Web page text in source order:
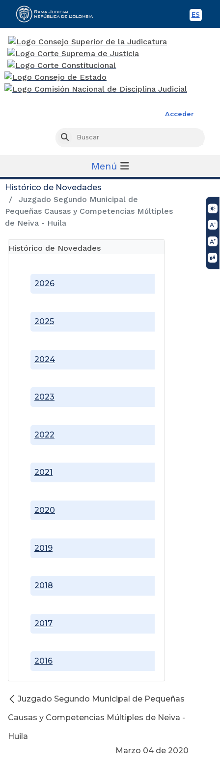
ES
Acceder
Buscar
Menú
Histórico de Novedades
Juzgado Segundo Municipal de
Pequeñas Causas y Competencias Múltiples
de Neiva - Huila
Histórico de Novedades
2016
2017
2018
2019
2020
2021
2022
2023
2024
2025
2026
Juzgado Segundo Municipal de Pequeñas
Causas y Competencias Múltiples de Neiva -
Huila
Marzo 04 de 2020